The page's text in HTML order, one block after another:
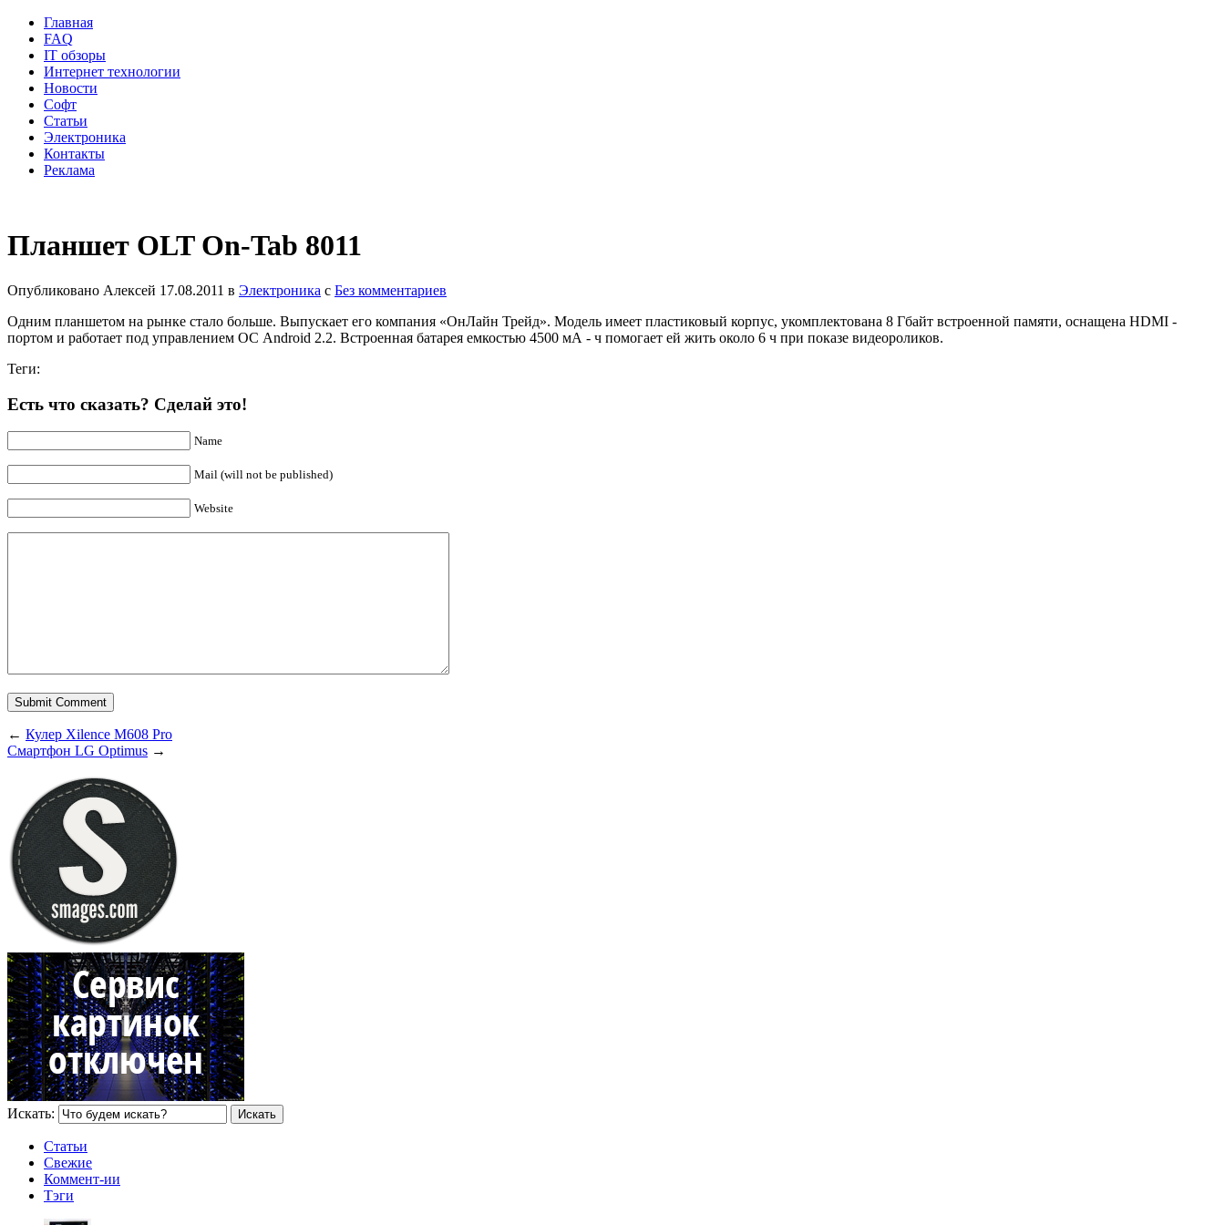
Главная
FAQ
IT обзоры
Интернет технологии
Новости
Софт
Статьи
Электроника
Контакты
Реклама
Планшет OLT On-Tab 8011
Опубликовано Алексей 17.08.2011 в Электроника с Без комментариев
Одним планшетом на рынке стало больше. Выпускает его компания «ОнЛайн Трейд». Модель имеет пластиковый корпус, укомплектована 8 Гбайт встроенной памяти, оснащена HDMI -
портом и работает под управлением ОС Android 2.2. Встроенная батарея емкостью 4500 мА - ч помогает ей жить около 6 ч при показе видеороликов.
Теги:
Есть что сказать? Сделай это!
Name
Mail (will not be published)
Website
← Кулер Xilence М608 Pro
Смартфон LG Optimus →
Искать:
Статьи
Свежие
Коммент-ии
Тэги